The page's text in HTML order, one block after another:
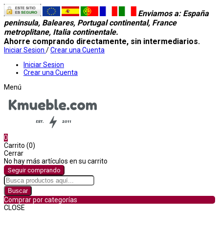
Enviamos a: España
peninsula, Baleares, Portugal continental, France
metroplitane, Italia continentale.
Ahorre comprando directamente, sin intermediarios.
Iniciar Sesion /Crear una Cuenta
Iniciar Sesion
Crear una Cuenta
Menú
0
Carrito (0)
Cerrar
No hay más artículos en su carrito
Seguir comprando
Buscar
Comprar por categorías
CLOSE